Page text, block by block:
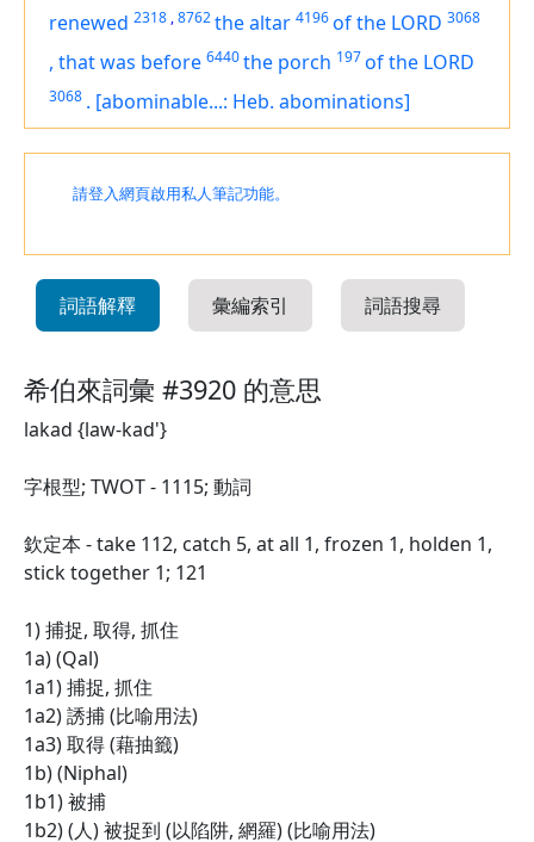
renewed 2318 ,8762the altar 4196of the LORD 3068
, thatwas before 6440the porch 197of the LORD
3068 . [abominable...: Heb. abominations]
請登入網頁啟用私人筆記功能。
詞語解釋 彙編索引 詞語搜尋
希伯來詞彙 #3920 的意思
lakad {law-kad'}
字根型; TWOT - 1115; 動詞
欽定本 - take 112, catch 5, at all 1, frozen 1, holden 1,
stick together 1; 121
1) 捕捉, 取得, 抓住
1a) (Qal)
1a1) 捕捉, 抓住
1a2) 誘捕 (比喻用法)
1a3) 取得 (藉抽籤)
1b) (Niphal)
1b1) 被捕
1b2) (人) 被捉到 (以陷阱, 網羅) (比喻用法)